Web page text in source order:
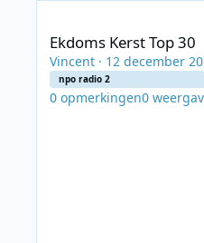
Ekdoms Kerst Top 30
Vincent · 12 december
npo radio 2
0 opmerkingen0